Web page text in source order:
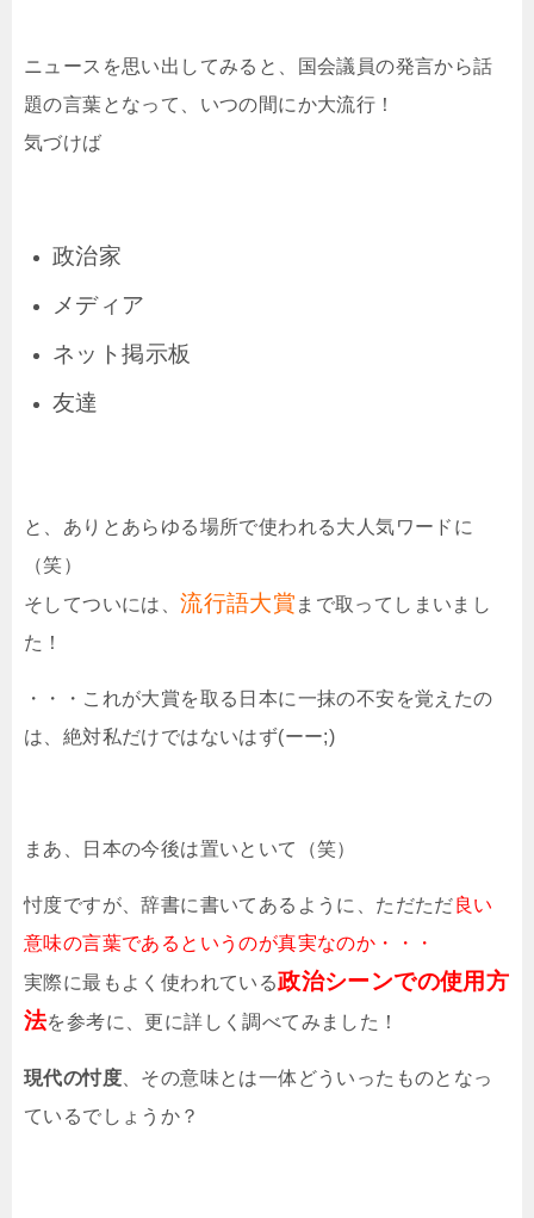
ニュースを思い出してみると、国会議員の発言から話
題の言葉となって、いつの間にか大流行！
気づけば
政治家
メディア
ネット掲示板
友達
と、ありとあらゆる場所で使われる大人気ワードに
（笑）
そしてついには、流行語大賞 まで取ってしまいまし
た！
・・・これが大賞を取る日本に一抹の不安を覚えたの
は、絶対私だけではないはず(ーー;)
まあ、日本の今後は置いといて（笑）
忖度ですが、辞書に書いてあるように、ただただ良い
意味の言葉であるというのが真実なのか・・・
実際に最もよく使われている政治シーンでの使用方
法を参考に、更に詳しく調べてみました！
現代の忖度 、その意味とは一体どういったものとなっ
ているでしょうか？